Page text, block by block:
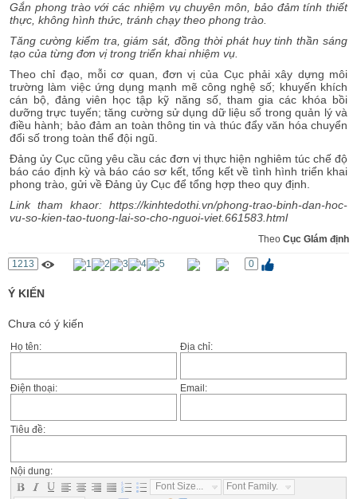
Gắn phong trào với các nhiệm vụ chuyên môn, bảo đảm tính thiết
thực, không hình thức, tránh chạy theo phong trào.
Tăng cường kiểm tra, giám sát, đồng thời phát huy tinh thần sáng
tạo của từng đơn vị trong triển khai nhiệm vụ.
Theo chỉ đạo, mỗi cơ quan, đơn vị của Cục phải xây dựng môi
trường làm việc ứng dụng mạnh mẽ công nghệ số; khuyến khích
cán bộ, đảng viên học tập kỹ năng số, tham gia các khóa bồi
dưỡng trực tuyến; tăng cường sử dụng dữ liệu số trong quản lý và
điều hành; bảo đảm an toàn thông tin và thúc đẩy văn hóa chuyển
đổi số trong toàn thể đội ngũ.
Đảng ủy Cục cũng yêu cầu các đơn vị thực hiện nghiêm túc chế độ
báo cáo định kỳ và báo cáo sơ kết, tổng kết về tình hình triển khai
phong trào, gửi về Đảng ủy Cục để tổng hợp theo quy định.
Link tham khaor: https://kinhtedothi.vn/phong-trao-binh-dan-hoc-
vu-so-kien-tao-tuong-lai-so-cho-nguoi-viet.661583.html
Theo Cục GIám định
1213 0
Ý KIẾN
Chưa có ý kiến
Họ tên: Địa chỉ:
Điện thoại: Email:
Tiêu đề:
Nội dung:
Font Size...
Font Family...